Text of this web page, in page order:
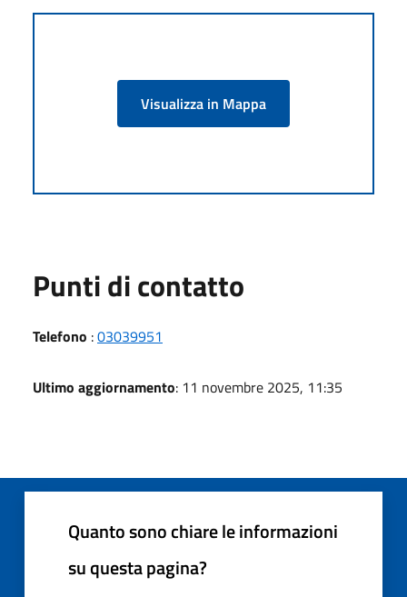
Visualizza in Mappa
Punti di contatto
Telefono :03039951
Ultimo aggiornamento: 11 novembre 2025, 11:35
Quanto sono chiare le informazioni
su questa pagina?